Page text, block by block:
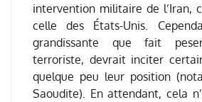
intervention militaire de l’Iran,
celle des États-Unis.
grandissante que fait peser
terroriste, devrait inciter
quelque peu leur position
Saoudite). En attendant, cela